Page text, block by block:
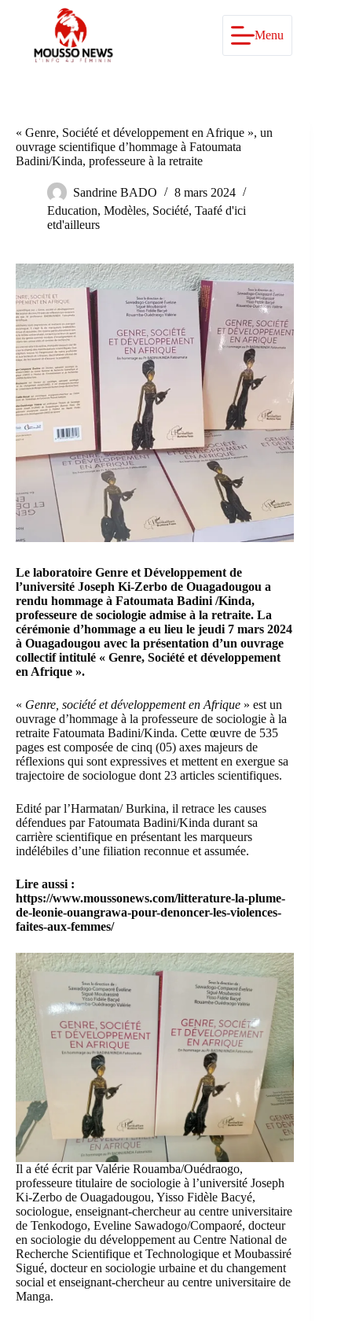
Menu
« Genre, Société et développement en Afrique », un
ouvrage scientifique d’hommage à Fatoumata
Badini/Kinda, professeure à la retraite
Sandrine BADO
8 mars 2024
Education, Modèles, Société, Taafé d'ici
etd'ailleurs
Le laboratoire Genre et Développement de
l’université Joseph Ki-Zerbo de Ouagadougou a
rendu hommage à Fatoumata Badini /Kinda,
professeure de sociologie admise à la retraite. La
cérémonie d’hommage a eu lieu le jeudi 7 mars 2024
à Ouagadougou avec la présentation d’un ouvrage
collectif intitulé « Genre, Société et développement
en Afrique ».
« Genre, société et développement en Afrique » est un
ouvrage d’hommage à la professeure de sociologie à la
retraite Fatoumata Badini/Kinda. Cette œuvre de 535
pages est composée de cinq (05) axes majeurs de
réflexions qui sont expressives et mettent en exergue sa
trajectoire de sociologue dont 23 articles scientifiques.
Edité par l’Harmatan/ Burkina, il retrace les causes
défendues par Fatoumata Badini/Kinda durant sa
carrière scientifique en présentant les marqueurs
indélébiles d’une filiation reconnue et assumée.
Lire aussi :
https://www.moussonews.com/litterature-la-plume-
de-leonie-ouangrawa-pour-denoncer-les-violences-
faites-aux-femmes/
Il a été écrit par Valérie Rouamba/Ouédraogo,
professeure titulaire de sociologie à l’université Joseph
Ki-Zerbo de Ouagadougou, Yisso Fidèle Bacyé,
sociologue, enseignant-chercheur au centre universitaire
de Tenkodogo, Eveline Sawadogo/Compaoré, docteur
en sociologie du développement au Centre National de
Recherche Scientifique et Technologique et Moubassiré
Sigué, docteur en sociologie urbaine et du changement
social et enseignant-chercheur au centre universitaire de
Manga.